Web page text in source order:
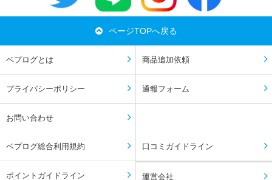
ページTOPへ戻る
ベプログとは 商品追加依頼
プライバシーポリシー 通報フォーム
お問い合わせ
ベプログ総合利用規約 口コミガイドライン
ポイントガイドライン 運営会社